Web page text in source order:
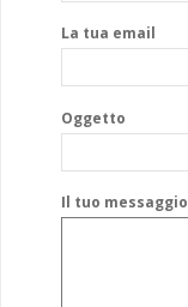
La tua email
Oggetto
Il tuo messaggio